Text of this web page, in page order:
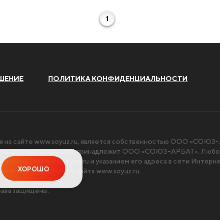
1
ПОЛИТИКА КОНФИДЕНЦИАЛЬНОСТИ
на сайте www.soyuz.ru, является собственностью ООО «СОЮЗ-
информации на сайте принадлежит ООО «СОЮЗ-АРБАТ».
на сайт www.soyuz.ru и указанием его адреса в сети
разработчиков сайта www.soyuz.ru
защищены.
ХОРОШО